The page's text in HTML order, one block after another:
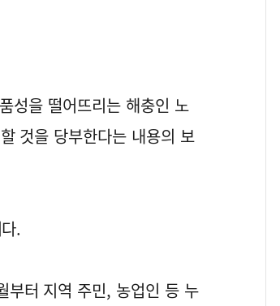
성을 떨어뜨리는 해충인 노
것을 당부한다는 내용의 보
.
부터 지역 주민, 농업인 등 누